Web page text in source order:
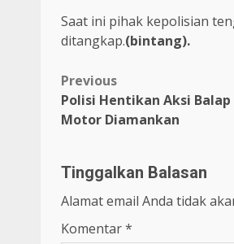
Saat ini pihak kepolisian
ditangkap.(bintang).
Previous
Polisi Hentikan Aksi
Motor Diamankan
Tinggalkan Balasan
Alamat email Anda tidak
Komentar*